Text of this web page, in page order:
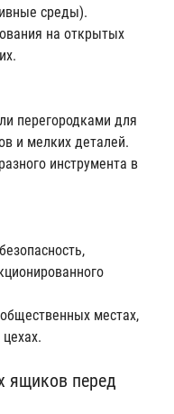
среды).
на открытых
перегородками для
и мелких деталей.
инструмента в
местах,
ящиков перед